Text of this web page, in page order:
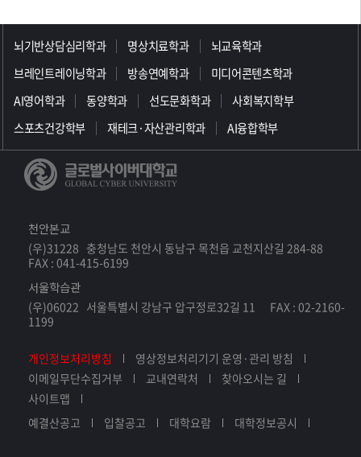
뇌기반상담심리학과 명상치료학과
뇌교육학과
브레인트레이닝학과
방송연예학과
미디어콘텐츠학과
AI영어학과
동양학과 선도문화학과
사회복지학부
스포츠건강학부
재테크·자산관리학과 AI융합학부
천안본교
(우)31228 충청남도 천안시 동남구 목천읍 교천지산길 284-88
FAX : 041-415-6199
서울학습관
(우)06022 서울특별시 강남구 압구정로32길 11 FAX : 02-2160-
1199
개인정보처리방침
영상정보처리기기 운영·관리 방침
이메일무단수집거부
교내연락처
찾아오시는 길
사이트맵
예결산공고
입찰공고 대학요람 대학정보공시